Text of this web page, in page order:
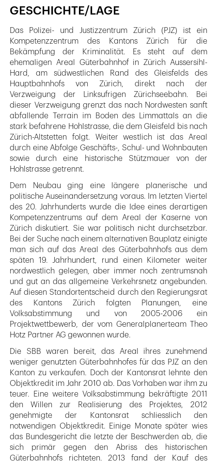
GESCHICHTE/LAGE
Das Polizei- und Justizzentrum Zürich (PJZ) ist ein
Kompetenzzentrum des Kantons Zürich für die
Bekämpfung der Kriminalität. Es steht auf dem
ehemaligen Areal Güterbahnhof in Zürich Aussersihl-
Hard, am südwestlichen Rand des Gleisfelds des
Hauptbahnhofs von Zürich, direkt nach der
Verzweigung der Linksufrigen Zürichseebahn. Bei
dieser Verzweigung grenzt das nach Nordwesten sanft
abfallende Terrain im Boden des Limmattals an die
stark befahrene Hohlstrasse, die dem Gleisfeld bis nach
Zürich-Altstetten folgt. Weiter westlich ist das Areal
durch eine Abfolge Geschäfts-, Schul- und Wohnbauten
sowie durch eine historische Stützmauer von der
Hohlstrasse getrennt.
Dem Neubau ging eine längere planerische und
politische Auseinandersetzung voraus. Im letzten Viertel
des 20. Jahrhunderts wurde die Idee eines derartigen
Kompetenzzentrums auf dem Areal der Kaserne von
Zürich diskutiert. Sie war politisch nicht durchsetzbar.
Bei der Suche nach einem alternativen Bauplatz einigte
man sich auf das Areal des Güterbahnhofs aus dem
späten 19. Jahrhundert, rund einen Kilometer weiter
nordwestlich gelegen, aber immer noch zentrumsnah
und gut an das allgemeine Verkehrsnetz angebunden.
Auf diesen Standortentscheid durch den Regierungsrat
des Kantons Zürich folgten Planungen, eine
Volksabstimmung und von 2005-2006 ein
Projektwettbewerb, der vom Generalplanerteam Theo
Hotz Partner AG gewonnen wurde.
Die SBB waren bereit, das Areal ihres zunehmend
weniger genutzten Güterbahnhofes für das PJZ an den
Kanton zu verkaufen. Doch der Kantonsrat lehnte den
Objektkredit im Jahr 2010 ab. Das Vorhaben war ihm zu
teuer. Eine weitere Volksabstimmung bekräftigte 2011
den Willen zur Realisierung des Projektes, 2012
genehmigte der Kantonsrat schliesslich den
notwendigen Objektkredit. Einige Monate später wies
das Bundesgericht die letzte der Beschwerden ab, die
sich primär gegen den Abriss des historischen
Güterbahnhofs richteten. 2013 fand der Kauf des